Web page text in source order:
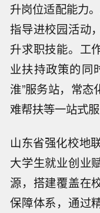
升岗位适配能力
指导进校园活动
升求职技能。工
业扶持政策的同
淮”服务站，常
难帮扶等一站式服
山东省强化校地
大学生就业创业
源，搭建覆盖在
保障体系，通过